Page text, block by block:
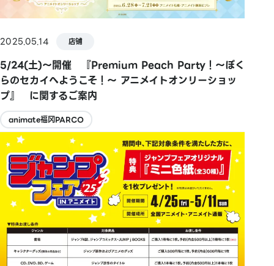
2025.05.14 店铺
5/24(土)～開催 『Premium Peach Party！〜ぼく
らのセカイへようこそ！〜 アニメイトオンリーショッ
プ』 に関するご案内
animate福冈PARCO